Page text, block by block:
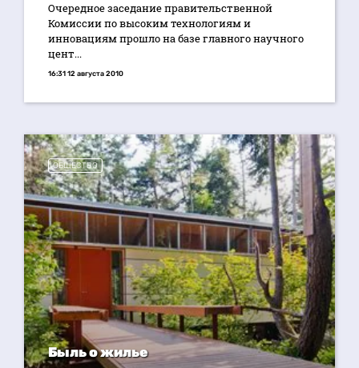
Очередное заседание правительственной
Комиссии по высоким технологиям и
инновациям прошло на базе главного научного
цент...
16:31 12 августа 2010
ОБЩЕСТВО
Быль о жилье